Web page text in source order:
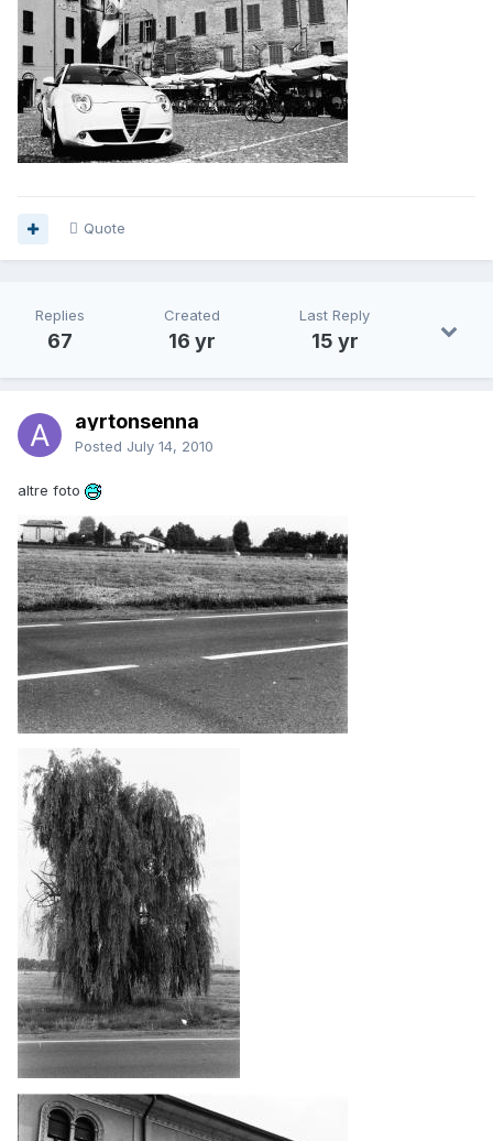
Quote
Replies
67
Created
16 yr
Last Reply
15 yr
ayrtonsenna
Posted July 14, 2010
altre foto